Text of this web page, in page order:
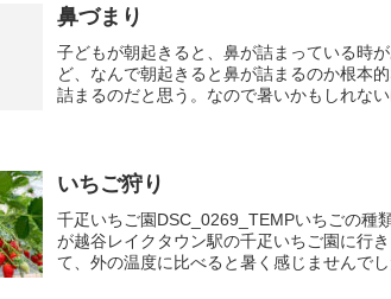
鼻づまり
子どもが朝起きると、鼻が詰まっている時
ど、なんで朝起きると鼻が詰まるのか根本
詰まるのだと思う。なので暑いかもしれな
いちご狩り
千疋いちご園DSC_0269_TEMPいちごの種
が越谷レイクタウン駅の千疋いちご園に行
て、外の温度に比べると暑く感じませんでし